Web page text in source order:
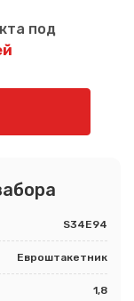
под
S34E94
Евроштакетник
1,8